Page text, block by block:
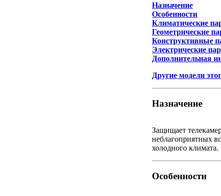
Назначение
Особенности
Климатические
Геометрические
Конструктивные
Электрические
Дополнительная
Другие модели
Назначение
Защищает
неблагоприятных
холодного климата.
Особенности